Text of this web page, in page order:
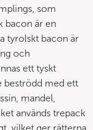
som
bacon är en
tyrolskt bacon är
och
ett tyskt
beströdd med ett
mandel,
används trepack